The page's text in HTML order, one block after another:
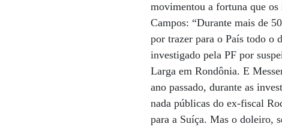
movimentou a fortuna que
Campos: “Durante mais de
por trazer para o País todo o
investigado pela PF por
Larga em Rondônia. E
ano passado, durante as
nada públicas do ex-fiscal
para a Suíça. Mas o doleiro,